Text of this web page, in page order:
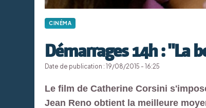
CINÉMA
Démarrages 14h : "La
Date de publication : 19/08/2015 - 16:25
Le film de Catherine Corsini
Jean Reno obtient la meilleure